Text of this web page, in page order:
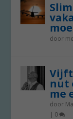
door
nut
me
door
| 0